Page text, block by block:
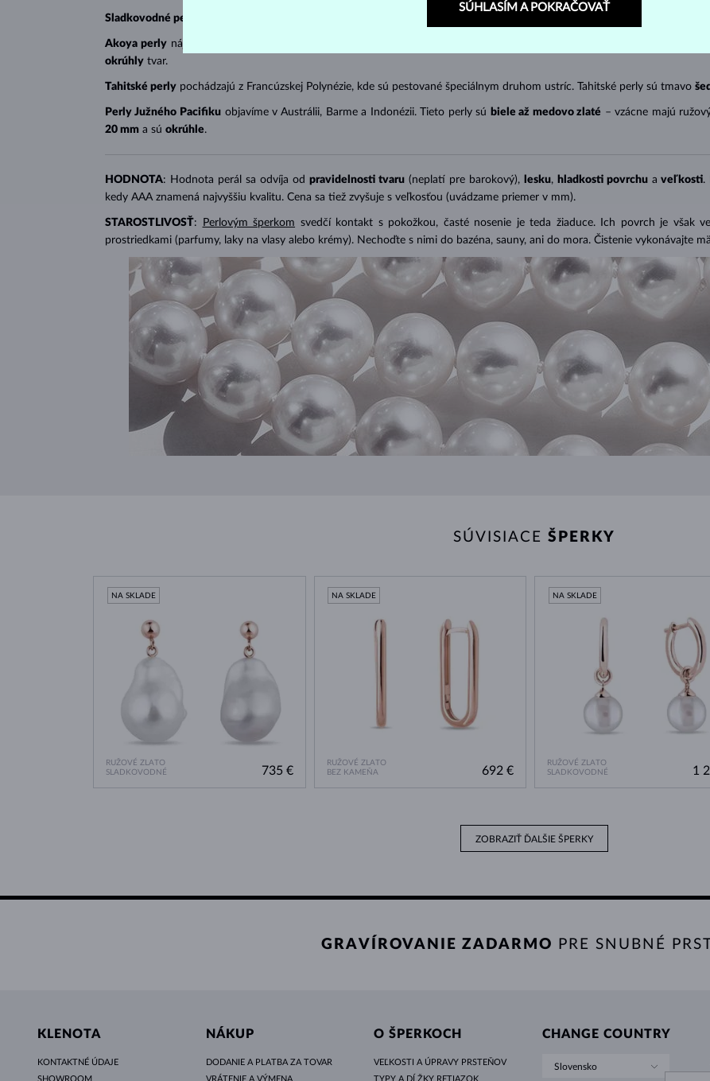
Sladkovodné perly
Akoya perly nájdeme v Číne, Vietname či Japonsku. Môžu dosahovať veľkosť
okrúhly tvar.
Tahitské perly pochádzajú z Francúzskej Polynézie, kde sú pestované špeciálnym druhom ustríc. Tahitské perly sú tmavo
Perly Južného Pacifiku objavíme v Austrálii, Barme a Indonézii. Tieto perly sú biele až medovo zlaté – vzácne majú
20 mm a sú okrúhle.
HODNOTA: Hodnota perál sa odvíja od pravidelnosti tvaru (neplatí pre barokový), lesku, hladkosti povrchu a veľkosti.
kedy AAA znamená najvyššiu kvalitu. Cena sa tiež zvyšuje s veľkosťou (uvádzame priemer v mm).
STAROSTLIVOSŤ: Perlovým šperkom svedčí kontakt s pokožkou, časté nosenie je teda žiaduce. Ich povrch je však
prostriedkami (parfumy, laky na vlasy alebo krémy). Nechoďte s nimi do bazéna, sauny, ani do mora. Čistenie vykonávajte
SÚVISIACE ŠPERKY
RUŽOVÉ ZLATO
SLADKOVODNÉ
NA SKLADE
735 €
RUŽOVÉ ZLATO
BEZ KAMEŇA
NA SKLADE
692 €
RUŽOVÉ ZLATO
SLADKOVODNÉ
NA SKLADE
1
ZOBRAZIŤ ĎALŠIE ŠPERKY
GRAVÍROVANIE ZADARMO PRE SNUBNÉ
KLENOTA
KONTAKTNÉ ÚDAJE
SHOWROOM
NÁKUP
DODANIE A PLATBA ZA TOVAR
VRÁTENIE A VÝMENA
O ŠPERKOCH
VEĽKOSTI A ÚPRAVY PRSTEŇOV
TYPY A DĹŽKY RETIAZOK
CHANGE COUNTRY
Slovensko
SÚHLASÍM A POKRAČOVAŤ